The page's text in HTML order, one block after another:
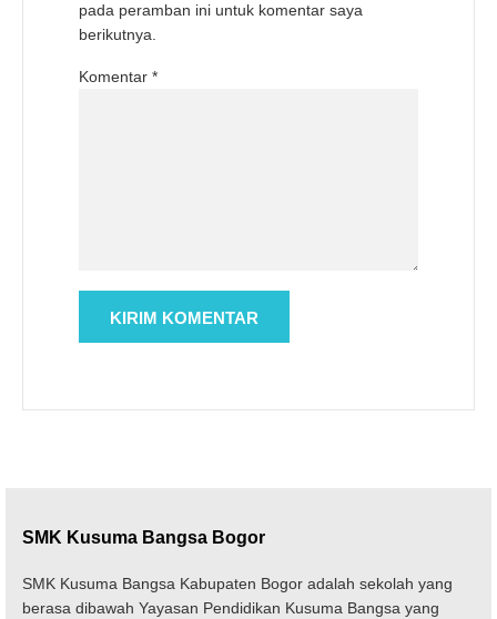
pada peramban ini untuk komentar saya
berikutnya.
Komentar *
SMK Kusuma Bangsa Bogor
SMK Kusuma Bangsa Kabupaten Bogor adalah sekolah yang
berasa dibawah Yayasan Pendidikan Kusuma Bangsa yang